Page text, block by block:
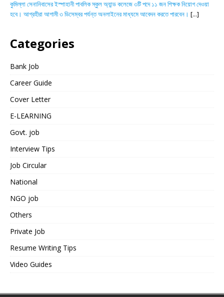
কুমিল্লা সেনানিবাসের ইস্পাহানী পাবলিক স্কুল অ্যান্ড কলেজে ৩টি পদে ১১ জন শিক্ষক নিয়োগ দেওয়া
হবে। আগ্রহীরা আগামী ৩ ডিসেম্বর পর্যন্ত অনলাইনের মাধ্যমে আবেদন করতে পারবেন। [...]
Categories
Bank Job
Career Guide
Cover Letter
E-LEARNING
Govt. job
Interview Tips
Job Circular
National
NGO job
Others
Private Job
Resume Writing Tips
Video Guides